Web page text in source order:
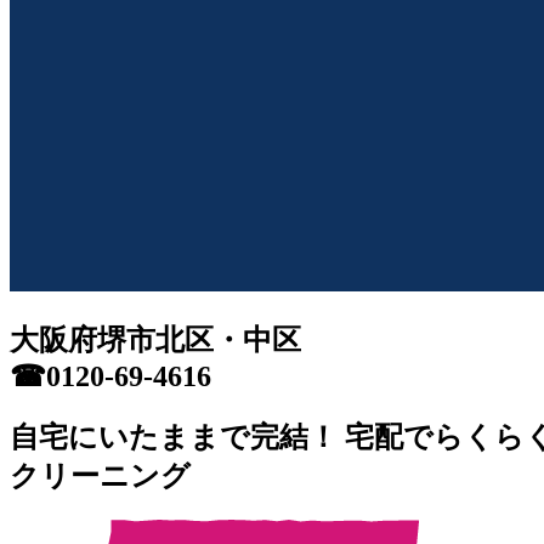
大阪府堺市北区・中区
☎0120-69-4616
自宅にいたままで完結！ 宅配でらくら
クリーニング